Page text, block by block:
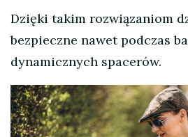
Dzięki takim rozwiązaniom
bezpieczne nawet podczas
dynamicznych spacerów.